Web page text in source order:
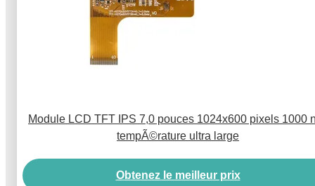
Module LCD TFT IPS 7,0 pouces 1024x600 pixels 1000
tempÃ©rature ultra large
Obtenez le meilleur prix